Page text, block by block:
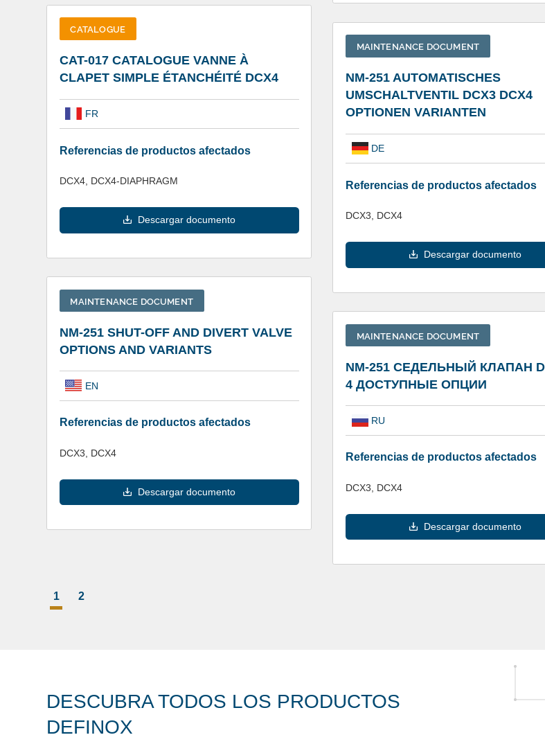
CATALOGUE
CAT-017 CATALOGUE VANNE À
CLAPET SIMPLE ÉTANCHÉITÉ DCX4
FR
Referencias de productos afectados
DCX4, DCX4-DIAPHRAGM
Descargar documento
MAINTENANCE DOCUMENT
NM-251 AUTOMATISCHES
UMSCHALTVENTIL DCX3 DCX4
OPTIONEN VARIANTEN
DE
Referencias de productos afectados
DCX3, DCX4
Descargar documento
MAINTENANCE DOCUMENT
NM-251 SHUT-OFF AND DIVERT VALVE
OPTIONS AND VARIANTS
EN
Referencias de productos afectados
DCX3, DCX4
Descargar documento
MAINTENANCE DOCUMENT
NM-251 СЕДЕЛЬНЫЙ КЛАПАН
4 ДОСТУПНЫЕ ОПЦИИ
RU
Referencias de productos afectados
DCX3, DCX4
Descargar documento
1 2
DESCUBRA TODOS LOS PRODUCTOS
DEFINOX